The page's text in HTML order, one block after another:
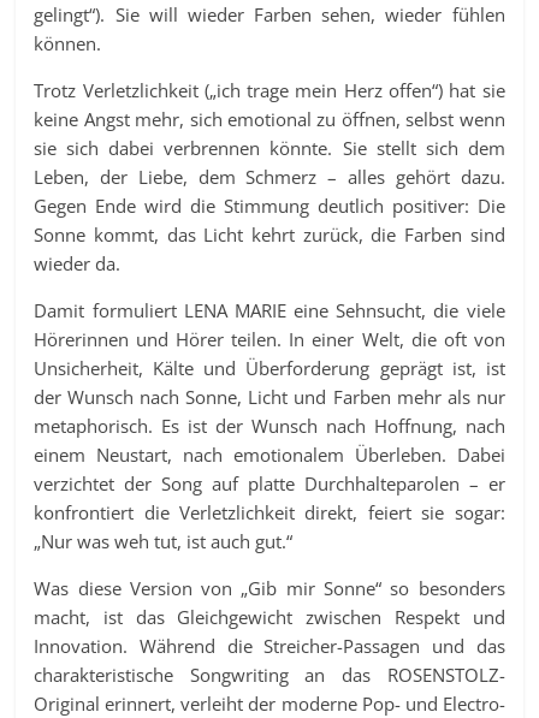
gelingt“). Sie will wieder Farben sehen, wieder fühlen
können.
Trotz Verletzlichkeit („ich trage mein Herz offen“) hat sie
keine Angst mehr, sich emotional zu öffnen, selbst wenn
sie sich dabei verbrennen könnte. Sie stellt sich dem
Leben, der Liebe, dem Schmerz – alles gehört dazu.
Gegen Ende wird die Stimmung deutlich positiver: Die
Sonne kommt, das Licht kehrt zurück, die Farben sind
wieder da.
Damit formuliert LENA MARIE eine Sehnsucht, die viele
Hörerinnen und Hörer teilen. In einer Welt, die oft von
Unsicherheit, Kälte und Überforderung geprägt ist, ist
der Wunsch nach Sonne, Licht und Farben mehr als nur
metaphorisch. Es ist der Wunsch nach Hoffnung, nach
einem Neustart, nach emotionalem Überleben. Dabei
verzichtet der Song auf platte Durchhalteparolen – er
konfrontiert die Verletzlichkeit direkt, feiert sie sogar:
„Nur was weh tut, ist auch gut.“
Was diese Version von „Gib mir Sonne“ so besonders
macht, ist das Gleichgewicht zwischen Respekt und
Innovation. Während die Streicher-Passagen und das
charakteristische Songwriting an das ROSENSTOLZ-
Original erinnert, verleiht der moderne Pop- und Electro-